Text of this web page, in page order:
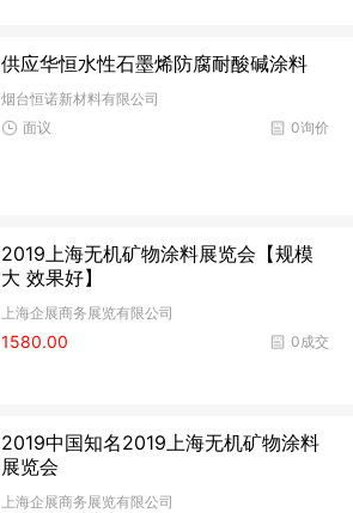
供应华恒水性石墨烯防腐耐酸碱涂料
烟台恒诺新材料有限公司
0询价
面议
2019上海无机矿物涂料展览会【规模
大 效果好】
上海企展商务展览有限公司
0成交
1580.00
2019中国知名2019上海无机矿物涂料
展览会
上海企展商务展览有限公司